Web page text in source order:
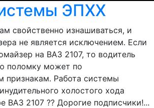
ЭПХХ
свойственно изнашиваться, и
не является исключением. Если
на ВАЗ 2107, то водитель
поломку может по
признакам. Работа системы
холостого хода
ВАЗ 2107 ?? Дорогие подписчики!...